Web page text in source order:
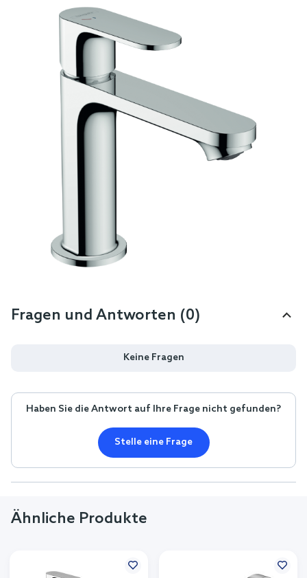
Fragen und Antworten (0)
Keine Fragen
Haben Sie die Antwort auf Ihre Frage nicht gefunden?
Stelle eine Frage
Ähnliche Produkte